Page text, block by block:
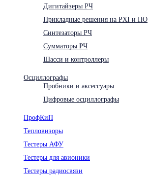
Дигитайзеры РЧ
Прикладные решения на PXI и ПО
Синтезаторы РЧ
Сумматоры РЧ
Шасси и контроллеры
Осциллографы
Пробники и аксессуары
Цифровые осциллографы
ПрофКиП
Тепловизоры
Тестеры АФУ
Тестеры для авионики
Тестеры радиосвязи